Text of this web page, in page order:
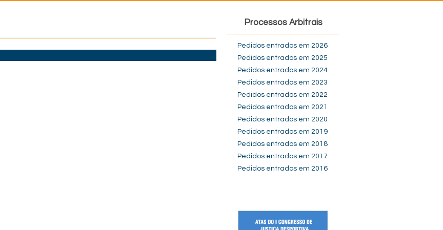
Processos Arbitrais
Pedidos entrados em 2026
Pedidos entrados em 2025
Pedidos entrados em 2024
Pedidos entrados em 2023
Pedidos entrados em 2022
Pedidos entrados em 2021
Pedidos entrados em 2020
Pedidos entrados em 2019
Pedidos entrados em 2018
Pedidos entrados em 2017
Pedidos entrados em 2016